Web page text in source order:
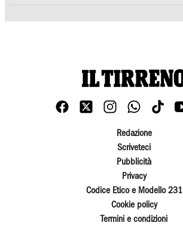
Redazione
Scriveteci
Pubblicità
Privacy
Codice Etico e Modello 231
Cookie policy
Termini e condizioni